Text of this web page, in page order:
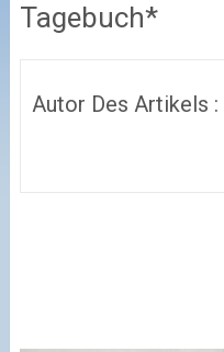
Tagebuch*
Autor Des Artikels :